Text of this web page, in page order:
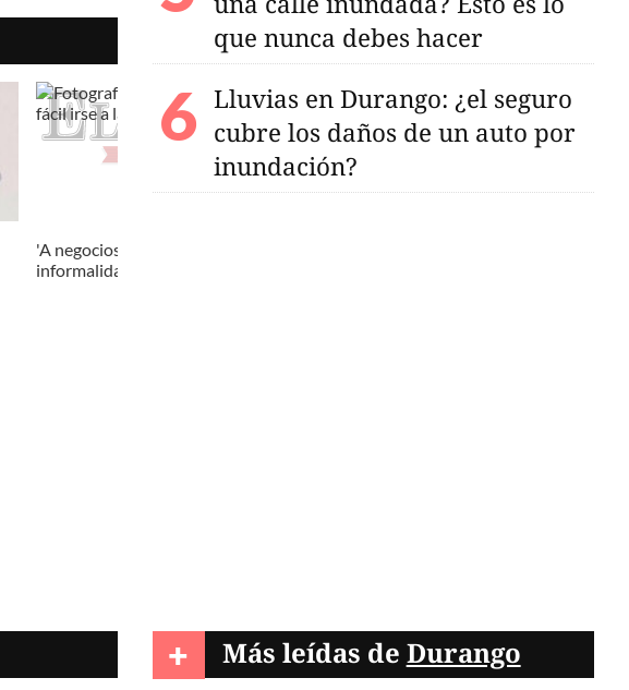
'A negocios se les hizo fácil irse a la
informalidad'
que nunca debes hacer
Lluvias en Durango: ¿el seguro
cubre los daños de un auto por
inundación?
+ Más leídas de Durango